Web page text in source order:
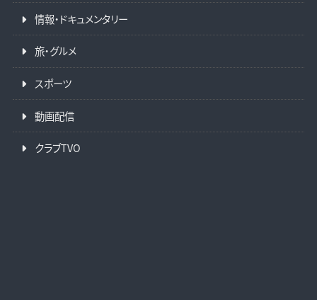
情報・ドキュメンタリー
旅・グルメ
スポーツ
動画配信
クラブTVO